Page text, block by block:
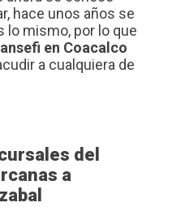
hace unos años se
lo mismo, por lo que
en Coacalco
a cualquiera de
del
a